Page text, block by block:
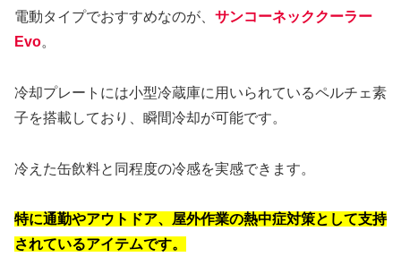
電動タイプでおすすめなのが、 サンコーネッククーラー
Evo。
冷却プレートには小型冷蔵庫に用いられているペルチェ素
子を搭載しており、瞬間冷却が可能です。
冷えた缶飲料と同程度の冷感を実感できます。
特に通勤やアウトドア、屋外作業の熱中症対策として支持
されているアイテムです。